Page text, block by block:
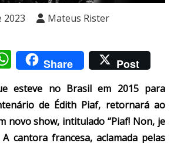
2023
Mateus Rister
WhatsApp
Share Post
esteve no Brasil em 2015 para
de Édith Piaf, retornará ao
novo show, intitulado “Piaf! Non, je
cantora francesa, aclamada pelas